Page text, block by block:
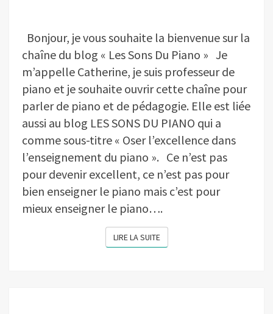
Bonjour, je vous souhaite la bienvenue sur la
chaîne du blog « Les Sons Du Piano » Je
m’appelle Catherine, je suis professeur de
piano et je souhaite ouvrir cette chaîne pour
parler de piano et de pédagogie. Elle est liée
aussi au blog LES SONS DU PIANO qui a
comme sous-titre « Oser l’excellence dans
l’enseignement du piano ». Ce n’est pas
pour devenir excellent, ce n’est pas pour
bien enseigner le piano mais c’est pour
mieux enseigner le piano….
LIRE LA SUITELIRE LA SUITE